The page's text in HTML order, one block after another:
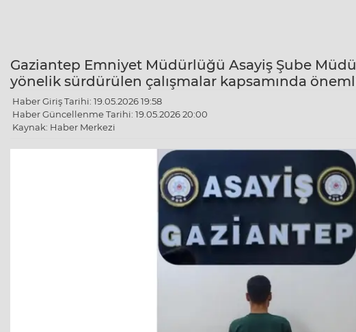
Gaziantep Emniyet Müdürlüğü Asayiş Şube
yönelik sürdürülen çalışmalar kapsamında
Haber Giriş Tarihi: 19.05.2026 19:58
Haber Güncellenme Tarihi: 19.05.2026 20:00
Kaynak: Haber Merkezi